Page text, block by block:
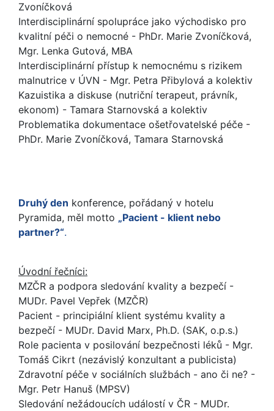
Zvoníčková
Interdisciplinární spolupráce jako východisko pro
kvalitní péči o nemocné - PhDr. Marie Zvoníčková,
Mgr. Lenka Gutová, MBA
Interdisciplinární přístup k nemocnému s rizikem
malnutrice v ÚVN - Mgr. Petra Přibylová a kolektiv
Kazuistika a diskuse (nutriční terapeut, právník,
ekonom) - Tamara Starnovská a kolektiv
Problematika dokumentace ošetřovatelské péče -
PhDr. Marie Zvoníčková, Tamara Starnovská
Druhý den konference, pořádaný v hotelu
Pyramida, měl motto „Pacient - klient nebo
partner?“.
Úvodní řečníci:
MZČR a podpora sledování kvality a bezpečí -
MUDr. Pavel Vepřek (MZČR)
Pacient - principiální klient systému kvality a
bezpečí - MUDr. David Marx, Ph.D. (SAK, o.p.s.)
Role pacienta v posilování bezpečnosti léků - Mgr.
Tomáš Cikrt (nezávislý konzultant a publicista)
Zdravotní péče v sociálních službách - ano či ne? -
Mgr. Petr Hanuš (MPSV)
Sledování nežádoucích událostí v ČR - MUDr.